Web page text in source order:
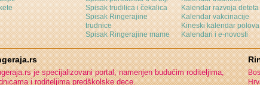
Spisak trudilica i čekalica
Spisak Ringerajine
trudnice
Spisak Ringerajine mame
Kalendar razvoja deteta
Kalendar vakcinacije
Kineski kalendar polova
Kalendari i e-novosti
je specijalizovani portal, namenjen budućim roditeljima,
i roditeljima predškolske dece.